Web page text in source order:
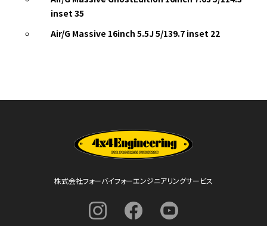
inset 35
Air/G Massive 16inch 5.5J 5/139.7 inset 22
株式会社フォーバイフォーエンジニアリングサービス